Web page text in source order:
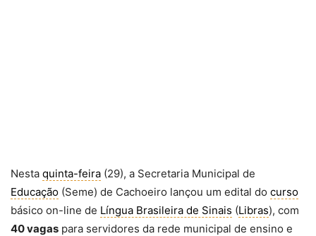
Nesta quinta-feira (29), a Secretaria Municipal de
Educação (Seme) de Cachoeiro lançou um edital do curso
básico on-line de Língua Brasileira de Sinais (Libras), com
40 vagas para servidores da rede municipal de ensino e